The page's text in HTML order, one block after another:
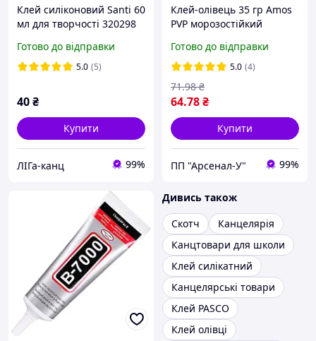
Клей силіконовий Santi 60
мл для творчості 320298
Готово до відправки
5.0 (5)
40₴
Купити
ЛІГа-канц 99%
Клей-олівець 35 гр Amos
PVP морозостійкий
Готово до відправки
5.0 (4)
64.78₴
71.98 ₴
Купити
ПП "Арсенал-У" 99%
Дивись також
Скотч
Канцелярія
Канцтовари для школи
Клей силікатний
Канцелярські товари
Клей PASCO
Клей олівці